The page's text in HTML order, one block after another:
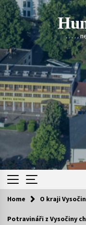
Skip
to
content
. . . . .
Kam za
Home O kraji
Potravináři z Vysočiny